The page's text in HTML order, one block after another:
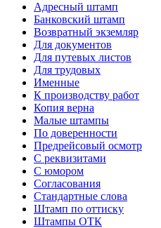
Адресный штамп
Банковский штамп
Возвратный экземляр
Для документов
Для путевых листов
Для трудовых
Именные
К производству работ
Копия верна
Малые штампы
По доверенности
Предрейсовый осмотр
С реквизитами
С юмором
Согласования
Стандартные слова
Штамп по оттиску
Штампы ОТК